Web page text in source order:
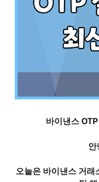
바이낸스
안
오늘은 바이낸스 거래